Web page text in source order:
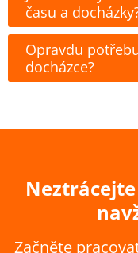
času a
Opravdu
docházce?
Začněte